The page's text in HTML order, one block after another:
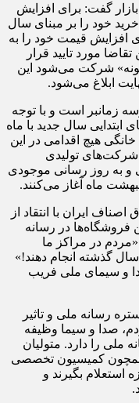
گفت: برای افزایش
خرید خود را بر مبنای سال
افزایش قیمت خود را به
مورد تایید قرار
شرکت می‌شود این
زمانبر است و با توجه
سال جدید با ماه
هیچ اقدامی در این
شرکت‌های تولیدی
و به روز رسانی موجودی
ماه آغاز می‌کنند.
ایران با انتقاد از
فروشگاه‌ها در رسانه
در مراکز ما
گذشته انجام دهند!»
و سیمای ملی فریب
رسانه ملی و تاثیر
صدا و سیما وظیفه
را دارد. متولیان
همچون کمیسیون تخصصی
استعلام بگیرند و